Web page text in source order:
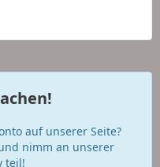
auf unserer Seite?
nimm an unserer
teil!